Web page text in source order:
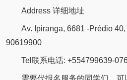
Address 详细地址
Av. Ipiranga, 6681 -Prédio
90619900
Tel联系电话: +554799639-
需要代报名服务的同学们，